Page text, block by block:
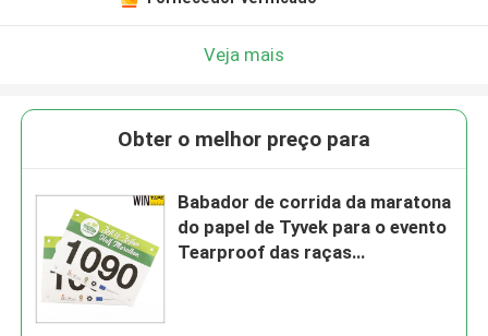
Veja mais
Obter o melhor preço para
Babador de corrida da maratona
do papel de Tyvek para o evento
Tearproof das raças